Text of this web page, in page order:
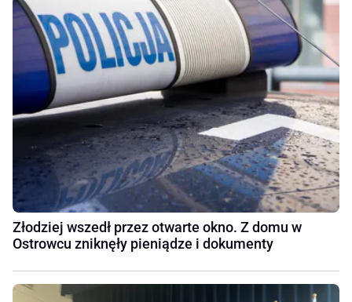
Złodziej wszedł przez otwarte okno. Z domu w
Ostrowcu zniknęły pieniądze i dokumenty